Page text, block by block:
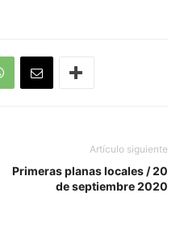
Artículo siguiente
Primeras planas locales / 20
de septiembre 2020